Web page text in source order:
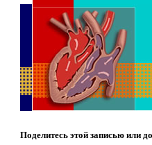
Поделитесь этой записью или